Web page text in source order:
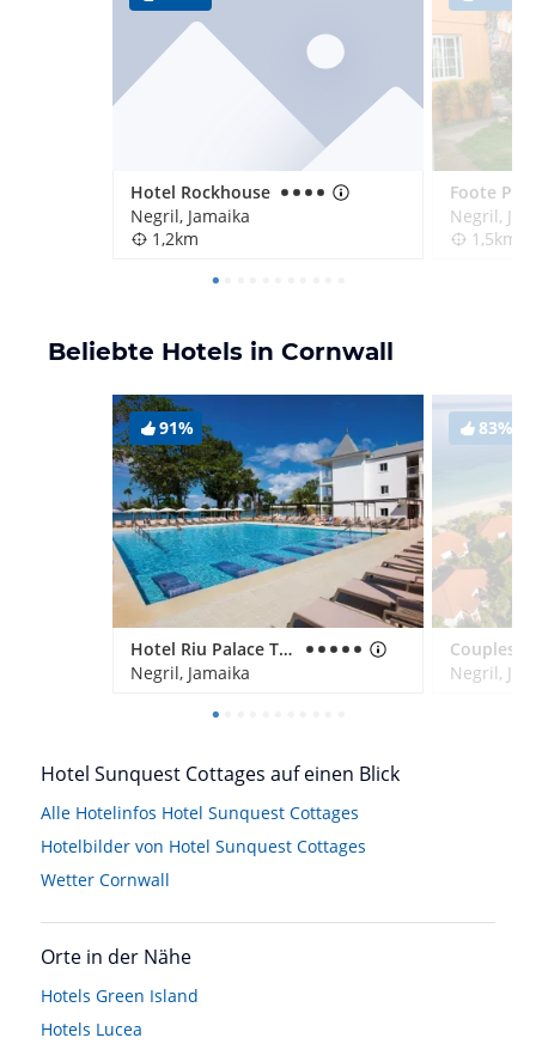
Hotel Rockhouse
Negril, Jamaika
1,2km
Negril,
1,5km
Beliebte Hotels in Cornwall
91%
Hotel Riu Palace Tropical Bay
Negril, Jamaika
83%
Negril,
Hotel Sunquest Cottages auf einen Blick
Alle Hotelinfos Hotel Sunquest Cottages
Hotelbilder von Hotel Sunquest Cottages
Wetter Cornwall
Orte in der Nähe
Hotels Green Island
Hotels Lucea